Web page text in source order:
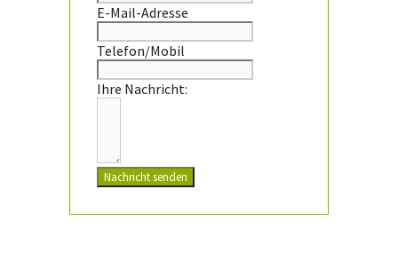
E-Mail-Adresse
Telefon/Mobil
Ihre Nachricht:
Nachricht senden